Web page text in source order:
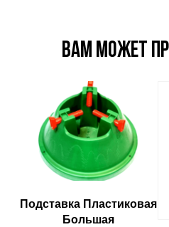
ВАМ МОЖЕТ
Подставка Пластиковая
Большая